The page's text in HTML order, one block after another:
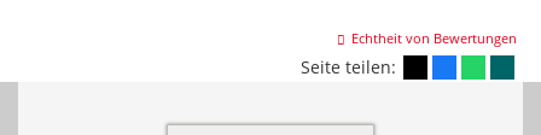
Echtheit von Bewertungen
Seite teilen: